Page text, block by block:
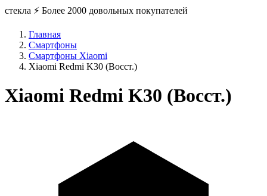
стекла ⚡ Более 2000 довольных покупателей
Главная
Смартфоны
Смартфоны Xiaomi
Xiaomi Redmi K30 (Восст.)
Xiaomi Redmi K30 (Восст.)